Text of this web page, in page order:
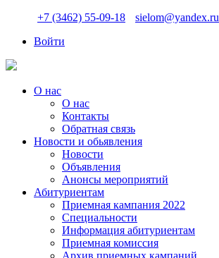
+7 (3462) 55-09-18 sielom@yandex.ru
Войти
О нас
О нас
Контакты
Обратная связь
Новости и обьявления
Новости
Объявления
Анонсы мероприятий
Абитуриентам
Приемная кампания 2022
Специальности
Информация абитуриентам
Приемная комиссия
Архив приемных кампаний